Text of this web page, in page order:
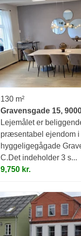
130 m²
Gravensgade 15,
Lejemålet er
præsentabel ejendom i
hyggeligegågade
C.Det indeholder 3 s...
9,750 kr.